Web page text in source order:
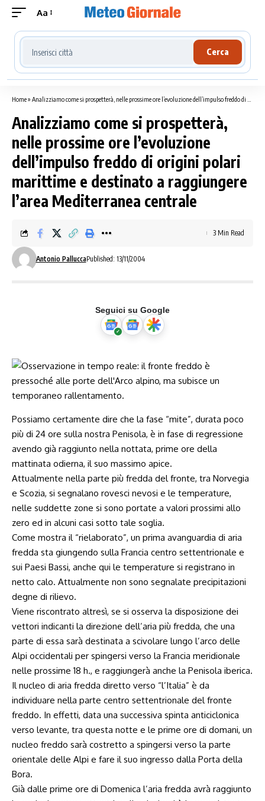
Aa
Cerca località meteo
Cerca
Home» Analizziamo come si prospetterà, nelle prossime ore l’evoluzione dell’impulso freddo di origini polari marittime e destinato a raggiungere l’area Mediterranea centrale
Analizziamo come si prospetterà,
nelle prossime ore l’evoluzione
dell’impulso freddo di origini polari
marittime e destinato a raggiungere
l’area Mediterranea centrale
Antonio PalluccaPublished: 13/11/2004
3 Min Read
Seguici su Google
Possiamo certamente dire che la fase “mite”, durata poco
più di 24 ore sulla nostra Penisola, è in fase di regressione
avendo già raggiunto nella nottata, prime ore della
mattinata odierna, il suo massimo apice.
Attualmente nella parte più fredda del fronte, tra Norvegia
e Scozia, si segnalano rovesci nevosi e le temperature,
nelle suddette zone si sono portate a valori prossimi allo
zero ed in alcuni casi sotto tale soglia.
Come mostra il “rielaborato”, un prima avanguardia di aria
fredda sta giungendo sulla Francia centro settentrionale e
sui Paesi Bassi, anche qui le temperature si registrano in
netto calo. Attualmente non sono segnalate precipitazioni
degne di rilievo.
Viene riscontrato altresì, se si osserva la disposizione dei
vettori indicanti la direzione dell’aria più fredda, che una
parte di essa sarà destinata a scivolare lungo l’arco delle
Alpi occidentali per spingersi verso la Francia meridionale
nelle prossime 18 h., e raggiungerà anche la Penisola iberica.
Il nucleo di aria fredda diretto verso “l’Italia” è da
individuare nella parte centro settentrionale del fronte
freddo. In effetti, data una successiva spinta anticiclonica
verso levante, tra questa notte e le prime ore di domani, un
nucleo freddo sarà costretto a spingersi verso la parte
orientale delle Alpi e fare il suo ingresso dalla Porta della
Bora.
Già dalle prime ore di Domenica l’aria fredda avrà raggiunto